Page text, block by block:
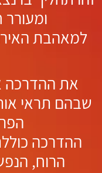
ומעורר
למאהבת
שבהם תראי
ההדרכה
הרוח,